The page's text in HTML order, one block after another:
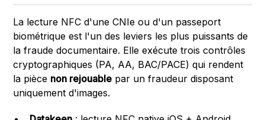
La lecture NFC d'une CNIe ou d'un passeport
biométrique est l'un des leviers les plus puissants de
la fraude documentaire. Elle exécute trois contrôles
cryptographiques (PA, AA, BAC/PACE) qui rendent
la pièce non rejouable par un fraudeur disposant
uniquement d'images.